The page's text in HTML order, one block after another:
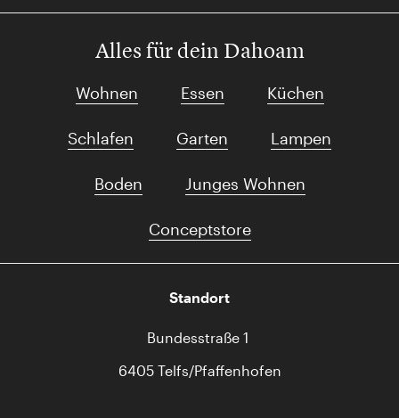
Alles für dein Dahoam
Wohnen Essen Küchen
Schlafen Garten Lampen
Boden Junges Wohnen
Conceptstore
Standort
Bundesstraße 1
6405 Telfs/Pfaffenhofen